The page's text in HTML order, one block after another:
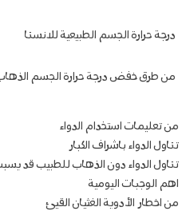
درجة حرارة الجسم الطبيعية للانسنا
من طرق خفض درجة حرارة الجسم
من تعليمات استخدام الدواء
تناول الدواء باشراف الكبار
تناول الدواء دون الذهاب للطبيب قد
اهم الوجبات اليومية
من اخطار الأدوية الغثيان القيئ